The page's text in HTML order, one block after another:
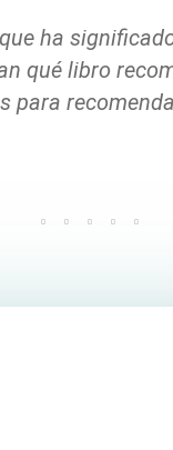
ha
qué libro
para